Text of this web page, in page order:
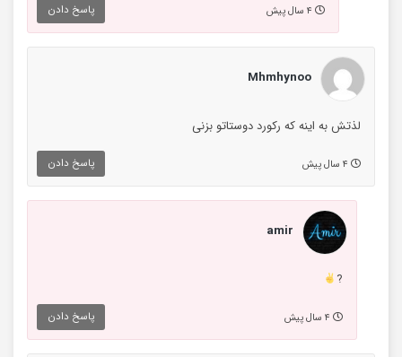
پاسخ دادن
Mhmhynoo
لذتش به اینه که رکورد دوستاتو بزنی
پاسخ دادن
amir
?
پاسخ دادن